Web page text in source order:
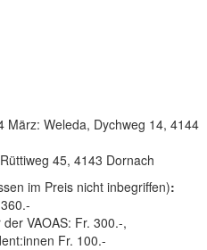
März: Weleda, Dychweg 14, 4144
45, 4143 Dornach
im Preis nicht inbegriffen):
VAOAS: Fr. 300.-,
Fr. 100.-